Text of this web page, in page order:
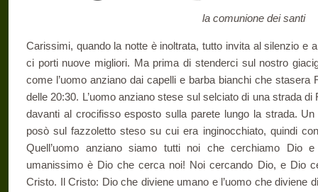
IL
6
la comunione dei santi
Carissimi, quando la notte è inoltrata, tutto invita al silenzio e
ci porti nuove migliori. Ma prima di stenderci sul nostro
come l’uomo anziano dai capelli e barba bianchi che
delle 20:30. L’uomo anziano stese sul selciato di una strada
davanti al crocifisso esposto sulla parete lungo la strada.
posò sul fazzoletto steso su cui era inginocchiato, quindi
Quell’uomo anziano siamo tutti noi che cerchiamo Dio
umanissimo è Dio che cerca noi! Noi cercando Dio, e Dio
Cristo. Il Cristo: Dio che diviene umano e l’uomo che diviene